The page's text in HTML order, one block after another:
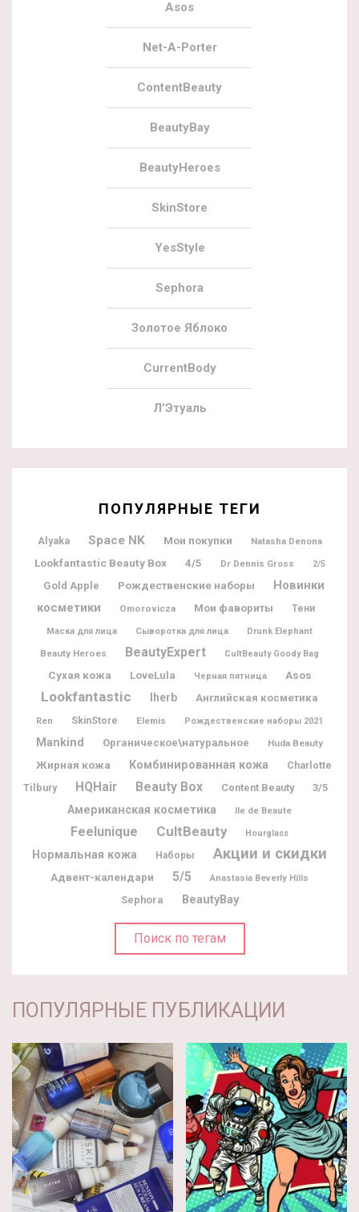
Asos
Net-A-Porter
ContentBeauty
BeautyBay
BeautyHeroes
SkinStore
YesStyle
Sephora
Золотое Яблоко
CurrentBody
Л’Этуаль
ПОПУЛЯРНЫЕ ТЕГИ
Alyaka Space NK Мои покупки Natasha Denona
Lookfantastic Beauty Box 4/5 Dr Dennis Gross 2/5
Gold Apple Рождественские наборы
Новинки
косметики
Omorovicza Мои фавориты Тени
Маска для лица Сыворотка для лица Drunk Elephant
Beauty Heroes BeautyExpert CultBeauty Goody Bag
Сухая кожа LoveLula Черная пятница Asos
Lookfantastic Iherb Английская косметика
Ren SkinStore Elemis Рождественские наборы 2021
Mankind Органическое\натуральное Huda Beauty
Жирная кожа Комбинированная кожа
Charlotte
Tilbury
HQHair Beauty Box Content Beauty 3/5
Американская косметика Ile de Beaute
Feelunique CultBeauty Hourglass
Нормальная кожа Наборы Акции и скидки
Адвент-календари 5/5 Anastasia Beverly Hills
Sephora BeautyBay
Поиск по тегам
ПОПУЛЯРНЫЕ ПУБЛИКАЦИИ